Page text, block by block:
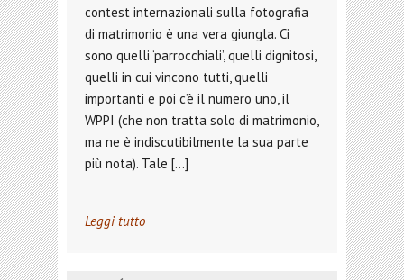
contest internazionali sulla fotografia
di matrimonio è una vera giungla. Ci
sono quelli ‘parrocchiali’, quelli dignitosi,
quelli in cui vincono tutti, quelli
importanti e poi c’è il numero uno, il
WPPI (che non tratta solo di matrimonio,
ma ne è indiscutibilmente la sua parte
più nota). Tale […]
Leggi tutto